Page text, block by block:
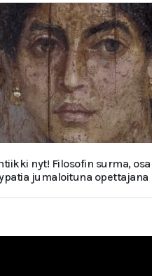
nyt! Filosofin surma, osa
jumaloituna opettajana